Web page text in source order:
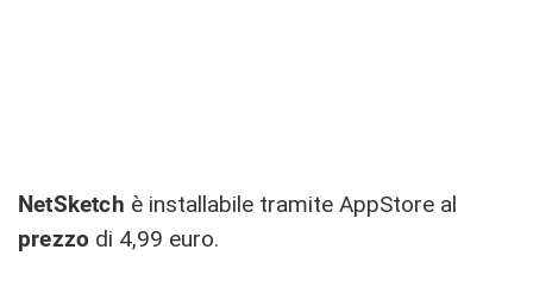
NetSketch è installabile tramite AppStore al
prezzo di 4,99 euro.